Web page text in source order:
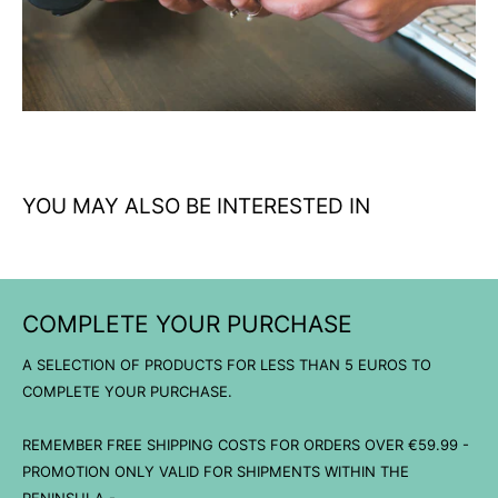
Capucha funcional: protección extra contra viento y
condiciones meteorológicas adversas
Calidad Helikon-Tex: materiales resistentes que conservan
YOU MAY ALSO BE INTERESTED IN
COMPLETE YOUR PURCHASE
A SELECTION OF PRODUCTS FOR LESS THAN 5 EUROS TO
COMPLETE YOUR PURCHASE.
REMEMBER FREE SHIPPING COSTS FOR ORDERS OVER €59.99 -
PROMOTION ONLY VALID FOR SHIPMENTS WITHIN THE